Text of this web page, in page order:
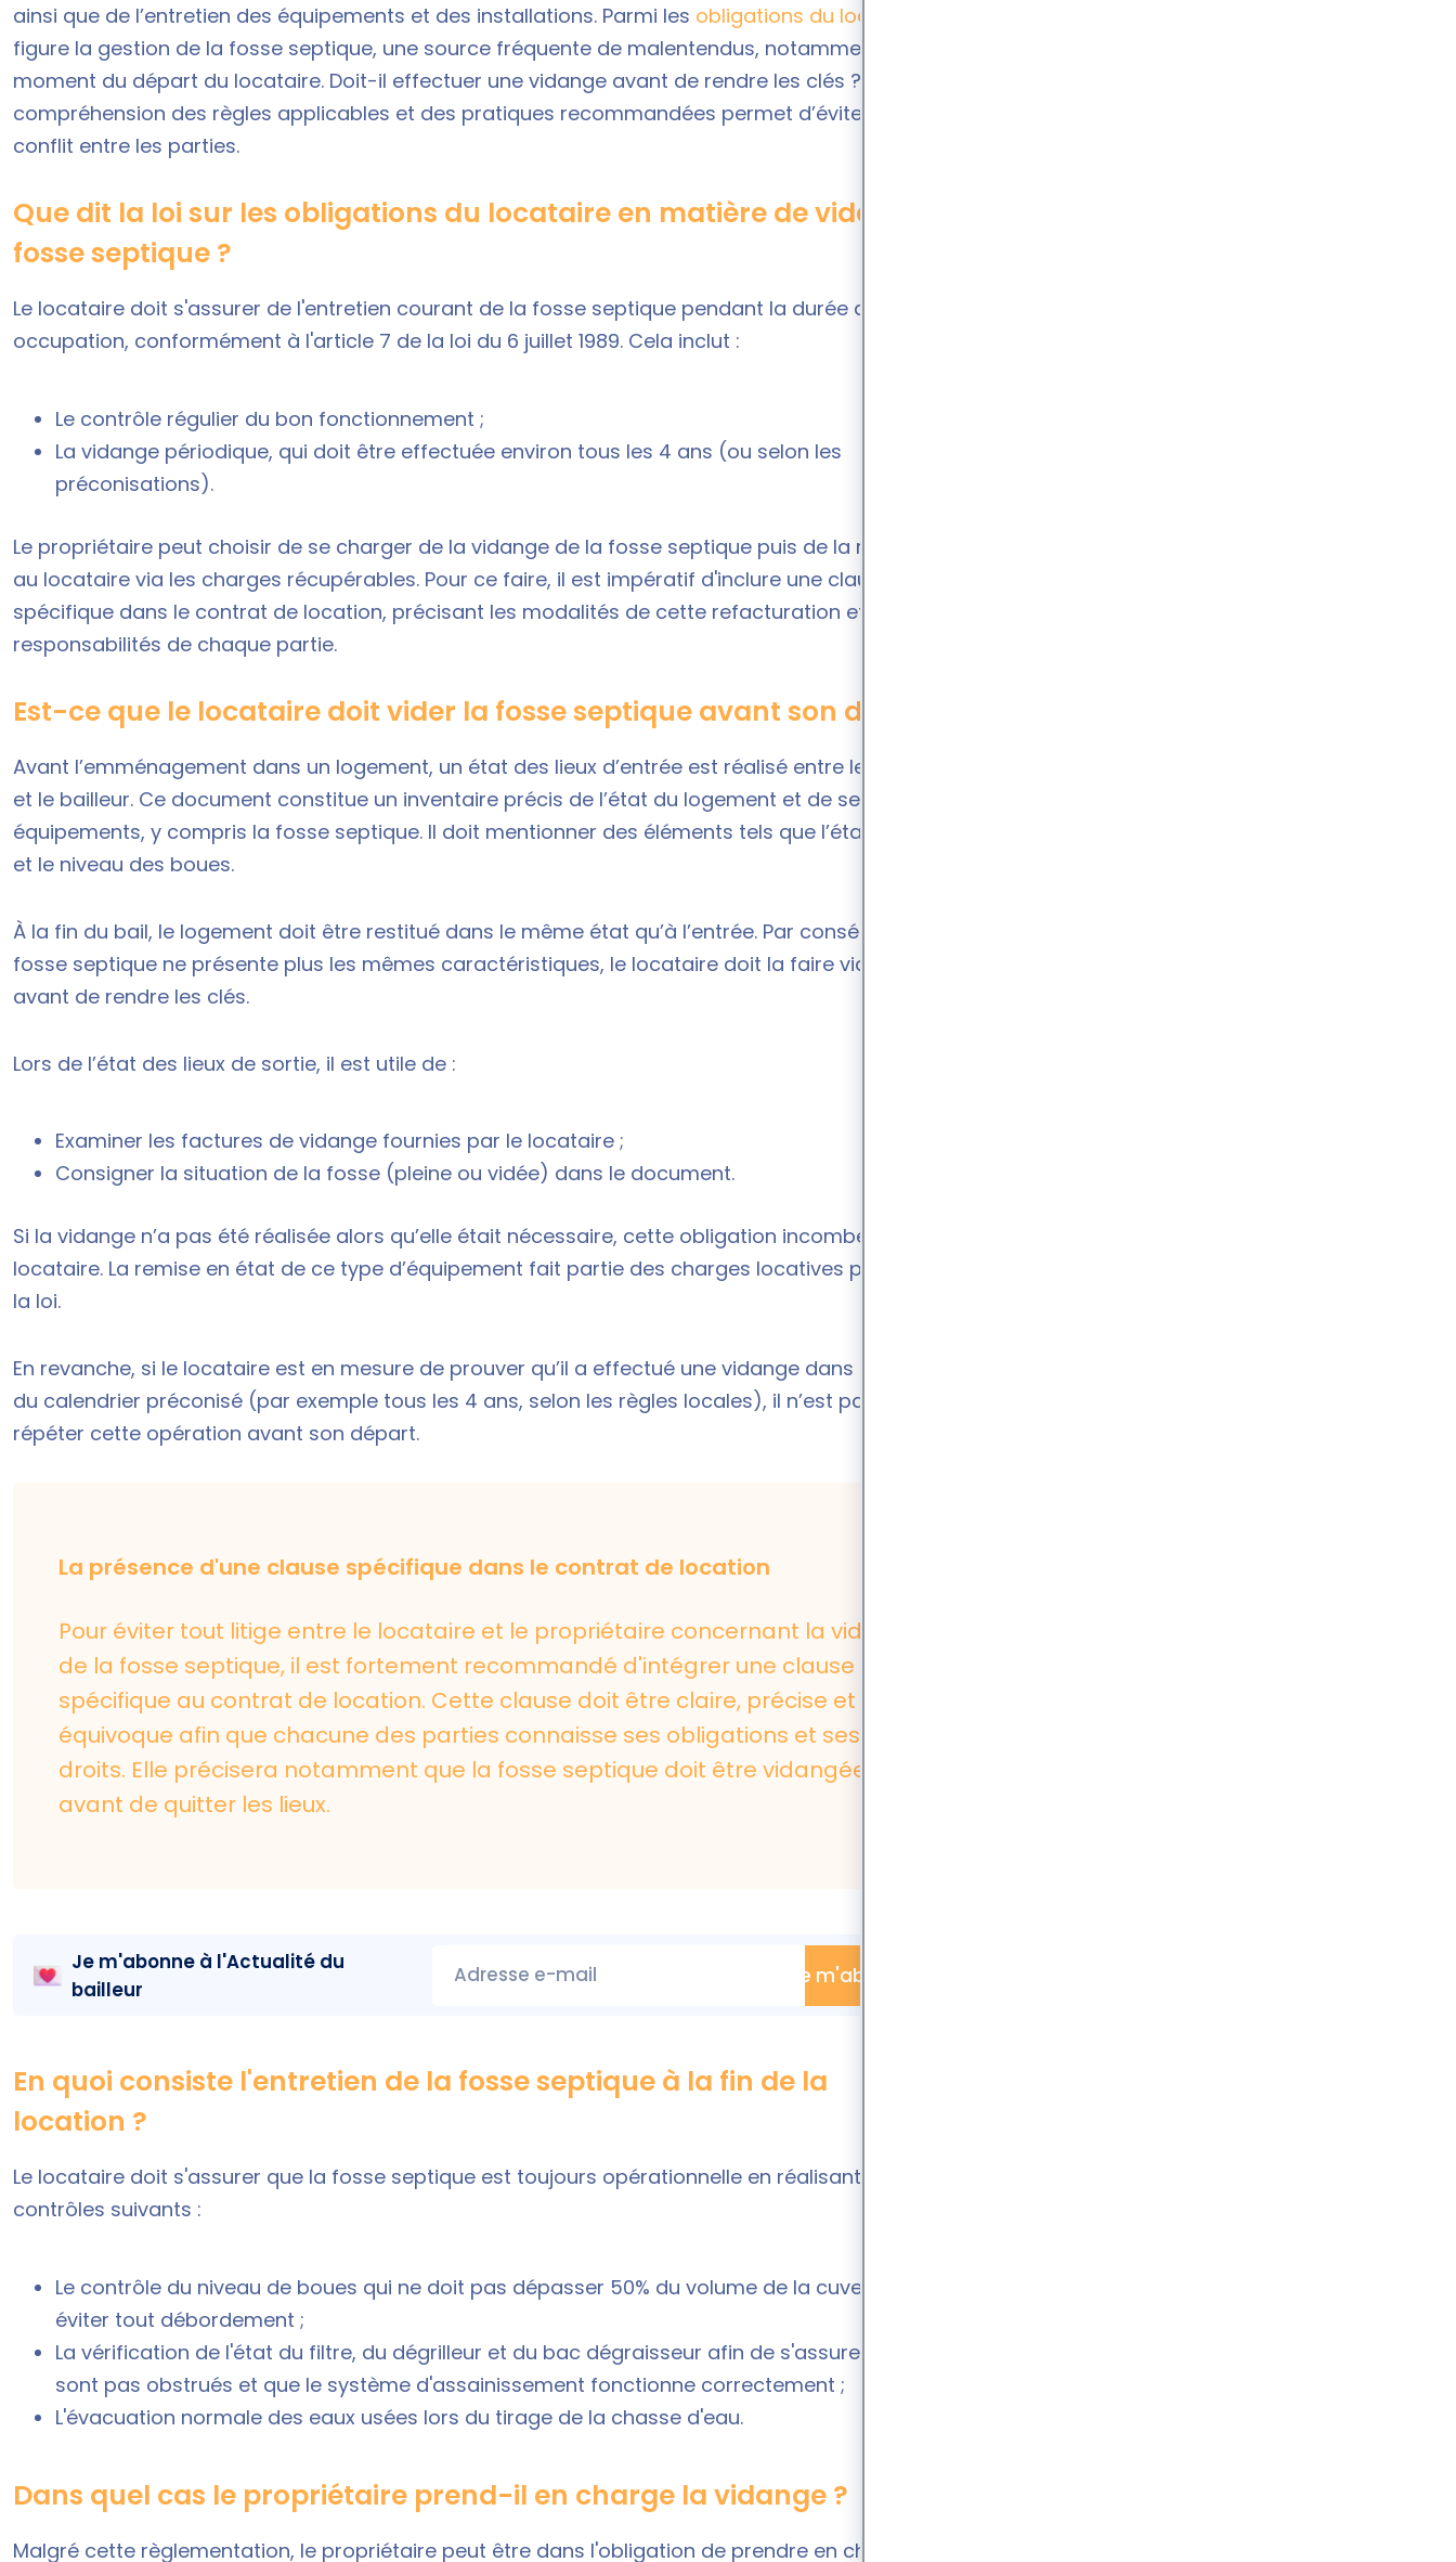
ainsi que de l’entretien des équipements et des installations. Parmi les obligations du locataire
figure la gestion de la fosse septique, une source fréquente de malentendus, notamment au
moment du départ du locataire. Doit-il effectuer une vidange avant de rendre les clés ? Une bonne
compréhension des règles applicables et des pratiques recommandées permet d’éviter tout
conflit entre les parties.
Que dit la loi sur les obligations du locataire en matière de vidange de
fosse septique ?
Le locataire doit s'assurer de l'entretien courant de la fosse septique pendant la durée de son
occupation, conformément à l'article 7 de la loi du 6 juillet 1989. Cela inclut :
Le contrôle régulier du bon fonctionnement ;
La vidange périodique, qui doit être effectuée environ tous les 4 ans (ou selon les
préconisations).
Le propriétaire peut choisir de se charger de la vidange de la fosse septique puis de la refacturer
au locataire via les charges récupérables. Pour ce faire, il est impératif d'inclure une clause
spécifique dans le contrat de location, précisant les modalités de cette refacturation et les
responsabilités de chaque partie.
Est-ce que le locataire doit vider la fosse septique avant son départ ?
Avant l’emménagement dans un logement, un état des lieux d’entrée est réalisé entre le locataire
et le bailleur. Ce document constitue un inventaire précis de l’état du logement et de ses
équipements, y compris la fosse septique. Il doit mentionner des éléments tels que l’état du filtre
et le niveau des boues.
À la fin du bail, le logement doit être restitué dans le même état qu’à l’entrée. Par conséquent, si la
fosse septique ne présente plus les mêmes caractéristiques, le locataire doit la faire vidanger
avant de rendre les clés.
Lors de l’état des lieux de sortie, il est utile de :
Examiner les factures de vidange fournies par le locataire ;
Consigner la situation de la fosse (pleine ou vidée) dans le document.
Si la vidange n’a pas été réalisée alors qu’elle était nécessaire, cette obligation incombe au
locataire. La remise en état de ce type d’équipement fait partie des charges locatives prévues par
la loi.
En revanche, si le locataire est en mesure de prouver qu’il a effectué une vidange dans le respect
du calendrier préconisé (par exemple tous les 4 ans, selon les règles locales), il n’est pas tenu de
répéter cette opération avant son départ.
La présence d'une clause spécifique dans le contrat de location
Pour éviter tout litige entre le locataire et le propriétaire concernant la vidange
de la fosse septique, il est fortement recommandé d'intégrer une clause
spécifique au contrat de location. Cette clause doit être claire, précise et sans
équivoque afin que chacune des parties connaisse ses obligations et ses
droits. Elle précisera notamment que la fosse septique doit être vidangée
avant de quitter les lieux.
Je m'abonne à l'Actualité du
bailleur
Adresse e-mail Je m'abonne
En quoi consiste l'entretien de la fosse septique à la fin de la
location ?
Le locataire doit s'assurer que la fosse septique est toujours opérationnelle en réalisant les
contrôles suivants :
Le contrôle du niveau de boues qui ne doit pas dépasser 50% du volume de la cuve pour
éviter tout débordement ;
La vérification de l'état du filtre, du dégrilleur et du bac dégraisseur afin de s'assurer qu'ils ne
sont pas obstrués et que le système d'assainissement fonctionne correctement ;
L'évacuation normale des eaux usées lors du tirage de la chasse d'eau.
Dans quel cas le propriétaire prend-il en charge la vidange ?
Malgré cette règlementation, le propriétaire peut être dans l'obligation de prendre en charge la